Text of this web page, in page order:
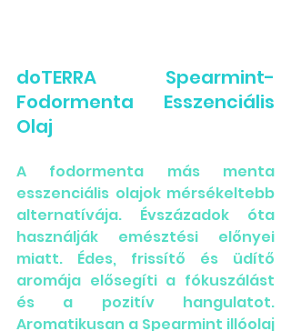
doTERRA Spearmint-
Fodormenta Esszenciális
Olaj
A fodormenta más menta
esszenciális olajok mérsékeltebb
alternatívája. Évszázadok óta
használják emésztési előnyei
miatt. Édes, frissítő és üdítő
aromája elősegíti a fókuszálást
és a pozitív hangulatot.
Aromatikusan a Spearmint illóolaj